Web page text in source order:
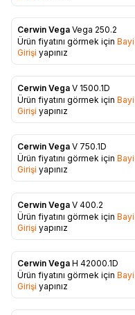
Favorilere Ekle
Cerwin Vega Vega 250.2
Ürün fiyatını görmek için Bayi
Girişi yapınız
Favorilere Ekle
Cerwin Vega V 1500.1D
Ürün fiyatını görmek için Bayi
Girişi yapınız
Favorilere Ekle
Cerwin Vega V 750.1D
Ürün fiyatını görmek için Bayi
Girişi yapınız
Favorilere Ekle
Cerwin Vega V 400.2
Ürün fiyatını görmek için Bayi
Girişi yapınız
Favorilere Ekle
Cerwin Vega H 42000.1D
Ürün fiyatını görmek için Bayi
Girişi yapınız